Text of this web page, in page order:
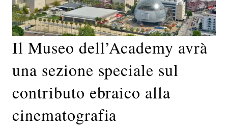
Il Museo dell’Academy avrà
una sezione speciale sul
contributo ebraico alla
cinematografia